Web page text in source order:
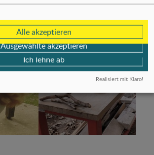
Ich lehne ab
Ausgewählte akzeptieren
Alle akzeptieren
Realisiert mit Klaro!